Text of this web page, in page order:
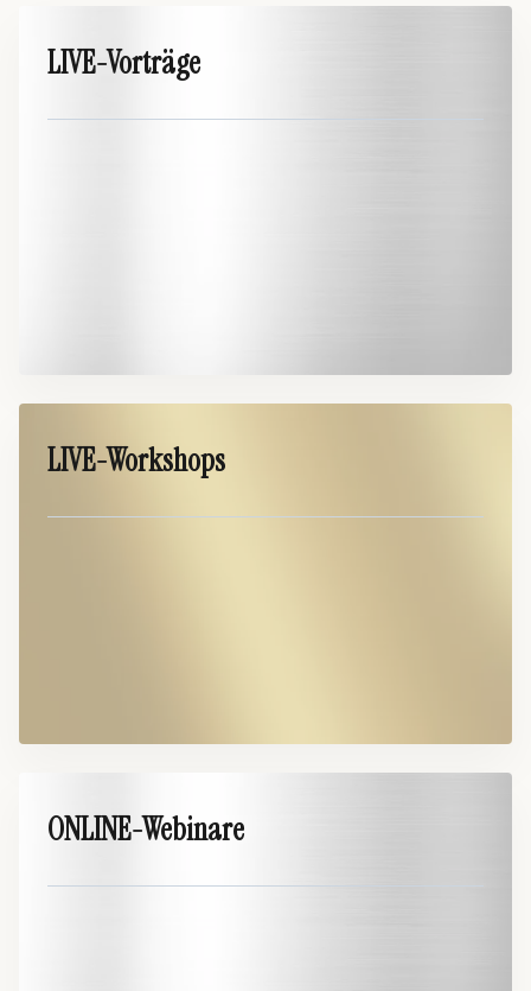
LIVE-Vorträge
LIVE-Workshops
ONLINE-Webinare